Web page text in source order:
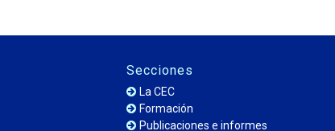
Secciones
La CEC
Formación
Publicaciones e informes